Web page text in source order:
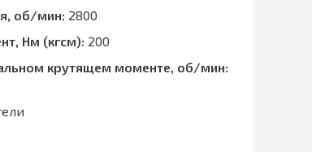
об/мин: 2800
Нм (кгсм): 200
крутящем моменте, об/мин: